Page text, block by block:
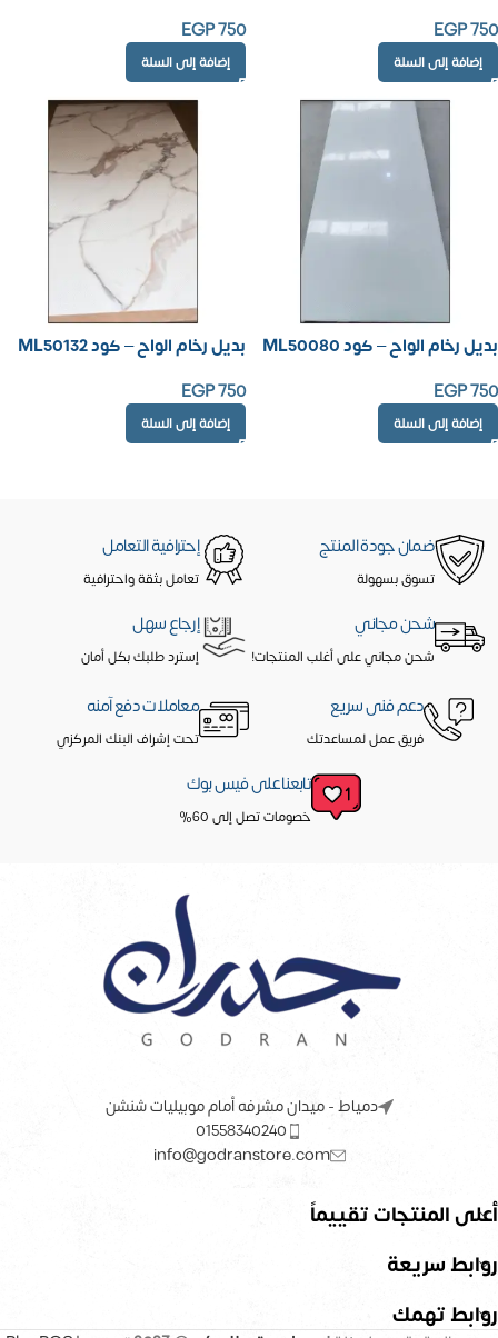
EGP750
إضافة إلى السلة
EGP750
إضافة إلى السلة
بديل رخام الواح – كود ML50080
EGP750
إضافة إلى السلة
بديل رخام الواح – كود ML50132
EGP750
إضافة إلى السلة
ضمان جودة المنتج
تسوق بسهولة
إحترافية التعامل
تعامل بثقة واحترافية
شحن مجاني
شحن مجاني على أغلب المنتجات!
إرجاع سهل
إسترد طلبك بكل أمان
دعم فنى سريع
فريق عمل لمساعدتك
معاملات دفع آمنه
تحت إشراف البنك المركزي
تابعنا على فيس بوك
خصومات تصل إلى 60%
دمياط - ميدان مشرفه أمام موبيليات شنشن
01558340240
info@godranstore.com
أعلى المنتجات تقييماً
روابط سريعة
روابط تهمك